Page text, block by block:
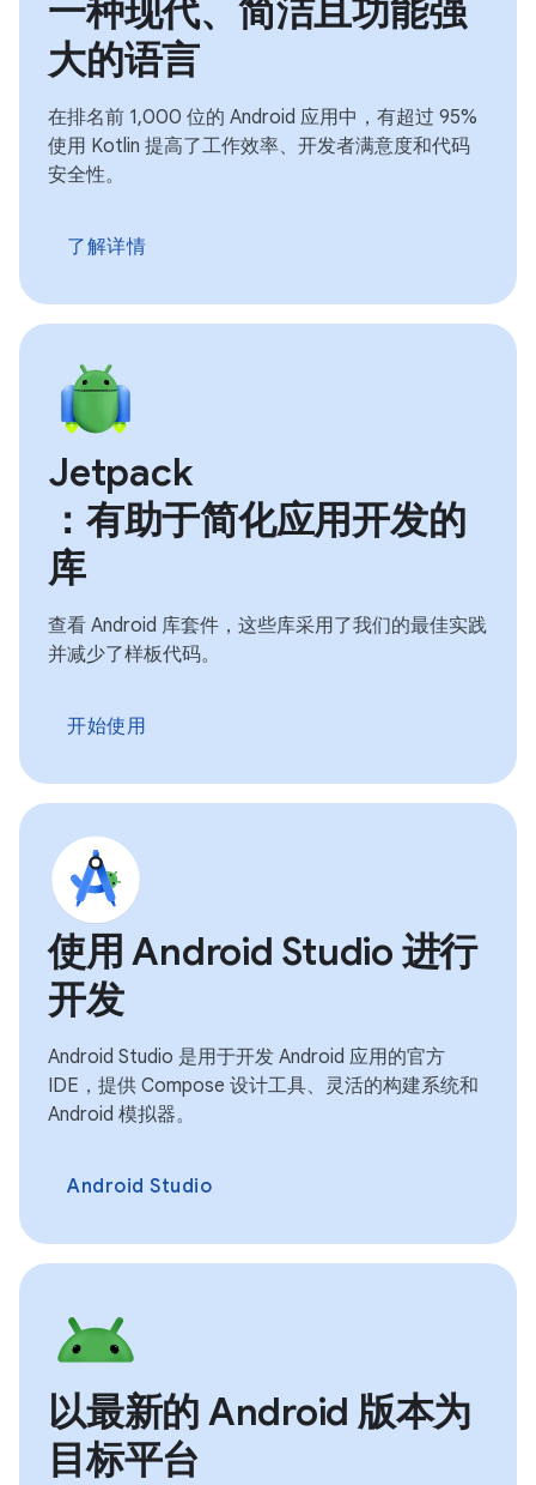
一种现代、简洁且功能强
大的语言
在排名前 1,000 位的 Android 应用中，有超过 95%
使用 Kotlin 提高了工作效率、开发者满意度和代码
安全性。
了解详情
Jetpack
：有助于简化应用开发的
库
查看 Android 库套件，这些库采用了我们的最佳实践
并减少了样板代码。
开始使用
使用 Android Studio 进行
开发
Android Studio 是用于开发 Android 应用的官方
IDE，提供 Compose 设计工具、灵活的构建系统和
Android 模拟器。
Android Studio
以最新的 Android 版本为
目标平台